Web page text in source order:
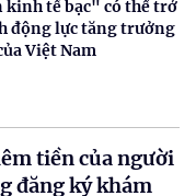
kinh tế bạc" có thể trở
động lực tăng trưởng
Việt Nam
tiền của người
đăng ký khám